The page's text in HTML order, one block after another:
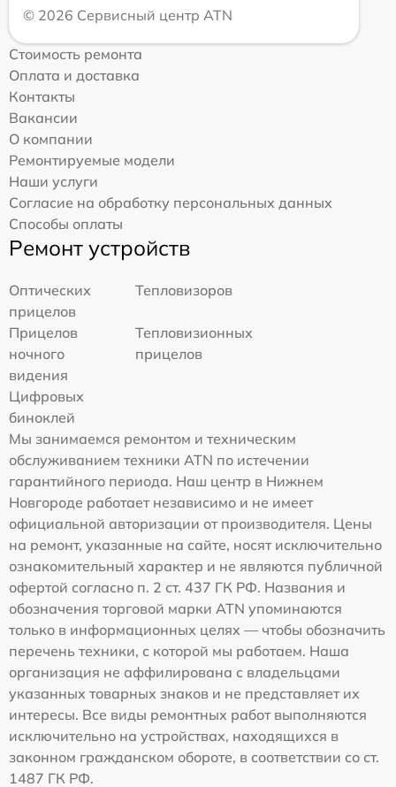
© 2026 Сервисный центр ATN
Стоимость ремонта
Оплата и доставка
Контакты
Вакансии
О компании
Ремонтируемые модели
Наши услуги
Согласие на обработку персональных данных
Способы оплаты
Ремонт устройств
Оптических
прицелов
Тепловизоров
Прицелов
ночного
видения
Тепловизионных
прицелов
Цифровых
биноклей
Мы занимаемся ремонтом и техническим
обслуживанием техники ATN по истечении
гарантийного периода. Наш центр в Нижнем
Новгороде работает независимо и не имеет
официальной авторизации от производителя. Цены
на ремонт, указанные на сайте, носят исключительно
ознакомительный характер и не являются публичной
офертой согласно п. 2 ст. 437 ГК РФ. Названия и
обозначения торговой марки ATN упоминаются
только в информационных целях — чтобы обозначить
перечень техники, с которой мы работаем. Наша
организация не аффилирована с владельцами
указанных товарных знаков и не представляет их
интересы. Все виды ремонтных работ выполняются
исключительно на устройствах, находящихся в
законном гражданском обороте, в соответствии со ст.
1487 ГК РФ.